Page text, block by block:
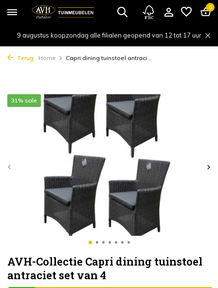
0
9 augustus koopzondag alle filialen geopend van 12 tot 17 uur
Terug Home Capri dining tuinstoel antraci...
AVH-Collectie Capri dining tuinstoel
antraciet set van 4
31% sale